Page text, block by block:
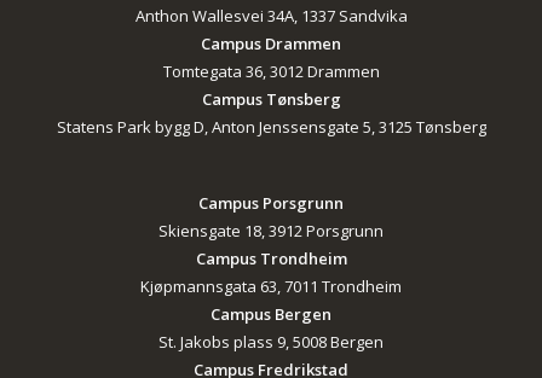
Anthon Wallesvei 34A, 1337 Sandvika
Campus Drammen
Tomtegata 36, 3012 Drammen
Campus Tønsberg
Statens Park bygg D, Anton Jenssensgate 5, 3125 Tønsberg
Campus Porsgrunn
Skiensgate 18, 3912 Porsgrunn
Campus Trondheim
Kjøpmannsgata 63, 7011 Trondheim
Campus Bergen
St. Jakobs plass 9, 5008 Bergen
Campus Fredrikstad